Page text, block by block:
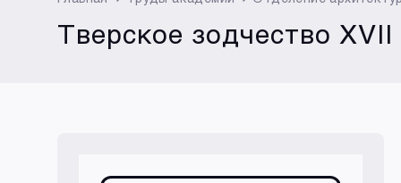
Тверское зодчество